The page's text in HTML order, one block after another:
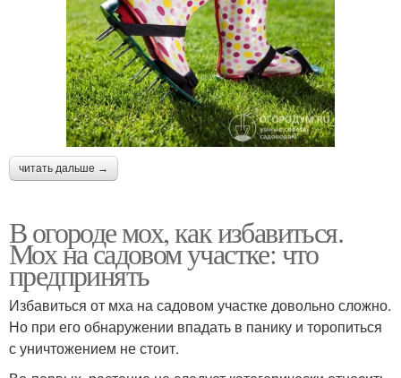
читать дальше →
В огороде мох, как избавиться.
Мох на садовом участке: что
предпринять
Избавиться от мха на садовом участке довольно сложно.
Но при его обнаружении впадать в панику и торопиться
с уничтожением не стоит.